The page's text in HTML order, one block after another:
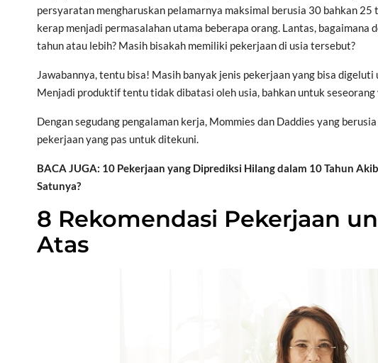
persyaratan mengharuskan pelamarnya maksimal berusia 30 bahkan
kerap menjadi permasalahan utama beberapa orang. Lantas, bagaimana
tahun atau lebih? Masih bisakah memiliki pekerjaan di usia tersebut?
Jawabannya, tentu bisa! Masih banyak jenis pekerjaan yang bisa
Menjadi produktif tentu tidak dibatasi oleh usia, bahkan untuk seseorang
Dengan segudang pengalaman kerja, Mommies dan Daddies yang
pekerjaan yang pas untuk ditekuni.
BACA JUGA: 10 Pekerjaan yang Diprediksi Hilang dalam 10 Tahun
Satunya?
8 Rekomendasi Pekerjaan
Atas